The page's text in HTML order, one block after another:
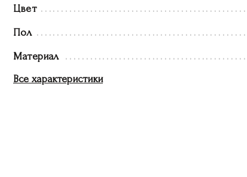
Цвет
Пол
Материал
Все характеристики